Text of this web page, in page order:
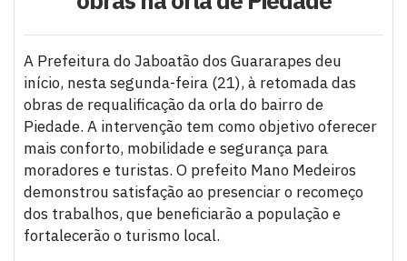
A Prefeitura do Jaboatão dos Guararapes deu
início, nesta segunda-feira (21), à retomada das
obras de requalificação da orla do bairro de
Piedade. A intervenção tem como objetivo oferecer
mais conforto, mobilidade e segurança para
moradores e turistas. O prefeito Mano Medeiros
demonstrou satisfação ao presenciar o recomeço
dos trabalhos, que beneficiarão a população e
fortalecerão o turismo local.